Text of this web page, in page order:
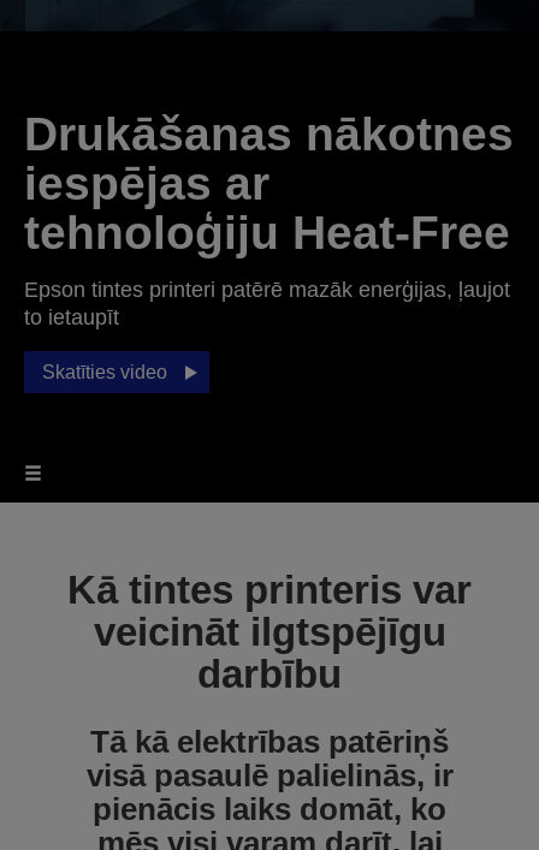
Drukāšanas nākotnes
iespējas ar
tehnoloģiju Heat-Free
Epson tintes printeri patērē mazāk enerģijas, ļaujot
to ietaupīt
Skatīties video
Kā tintes printeris var
veicināt ilgtspējīgu
darbību
Tā kā elektrības patēriņš
visā pasaulē palielinās, ir
pienācis laiks domāt, ko
mēs visi varam darīt, lai